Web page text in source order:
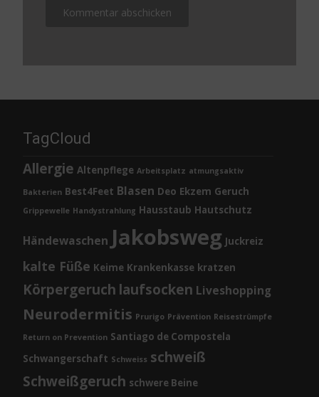
TagCloud
Allergie Altenpflege Arbeitsplatz atmungsaktiv
Bakterien Best4Feet Blasen Deo Ekzem Geruch
Grippewelle Handystrahlung Hausstaub Hautschutz
Händewaschen Jakobsweg Juckreiz
kalte Füße Keime Krankenkasse kratzen
Körpergeruch laufsocken Liveshopping
Neurodermitis Prurigo Prävention Reisestrümpfe
Return on Prevention Santiago de Compostela
Schwangerschaft Schweiss schweiß
Schweißgeruch schwere Beine